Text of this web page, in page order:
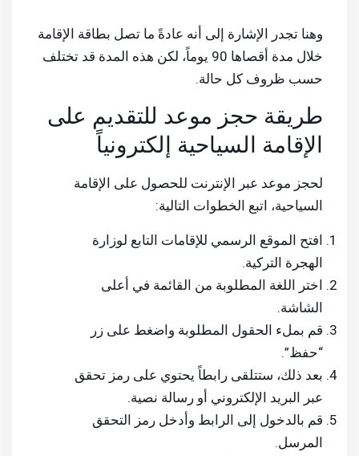
وهنا تجدر الإشارة إلى أنه عادةً ما تصل بطاقة الإقامة
خلال مدة أقصاها 90 يوماً، لكن هذه المدة قد تختلف
حسب ظروف كل حالة.
طريقة حجز موعد للتقديم على
الإقامة السياحية إلكترونياً
لحجز موعد عبر الإنترنت للحصول على الإقامة
السياحية، اتبع الخطوات التالية:
افتح الموقع الرسمي للإقامات التابع لوزارة
الهجرة التركية.
اختر اللغة المطلوبة من القائمة في أعلى
الشاشة.
قم بملء الحقول المطلوبة واضغط على زر
“حفظ”.
بعد ذلك، ستتلقى رابطاً يحتوي على رمز تحقق
عبر البريد الإلكتروني أو رسالة نصية.
قم بالدخول إلى الرابط وأدخل رمز التحقق
المرسل.